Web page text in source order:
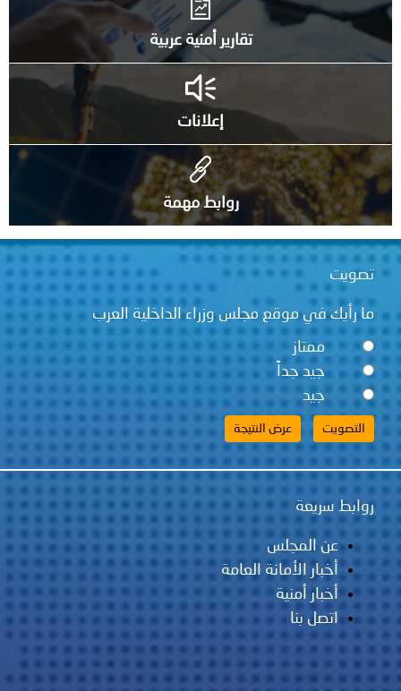
تقارير أمنية عربية
إعلانات
روابط مهمة
تصويت
ما رأيك في موقع مجلس وزراء الداخلية العرب
ممتاز
جيد جداً
جيد
روابط سريعة
عن المجلس
أخبار الأمانة العامة
أخبار أمنية
اتصل بنا